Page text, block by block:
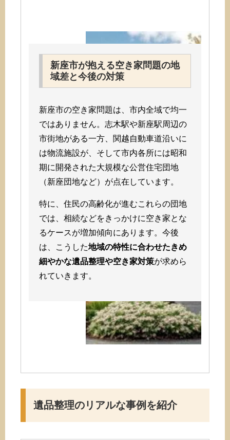
新座市が抱える空き家問題の地
域差と今後の対策
新座市の空き家問題は、市内全域で均一
ではありません。志木駅や新座駅周辺の
市街地がある一方、関越自動車道沿いに
は物流施設が、そして市内各所には昭和
期に開発された大規模な公営住宅団地
（新座団地など）が点在しています。
特に、住民の高齢化が進むこれらの団地
では、相続などをきっかけに空き家とな
るケースが増加傾向にあります。今後
は、こうした地域の特性に合わせたきめ
細やかな遺品整理や空き家対策が求めら
れていきます。
遺品整理のリアルな事例を紹介